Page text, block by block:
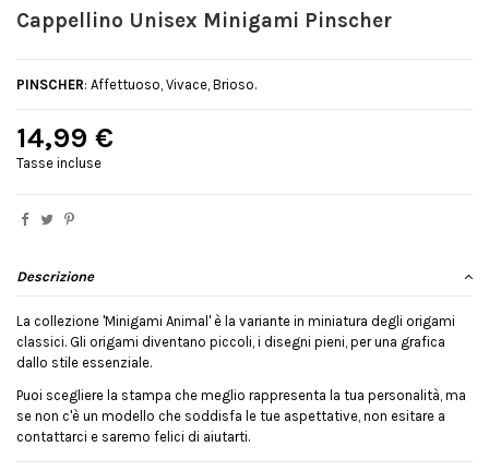
Cappellino Unisex Minigami Pinscher
PINSCHER: Affettuoso, Vivace, Brioso.
14,99 €
Tasse incluse
Descrizione
La collezione 'Minigami Animal' è la variante in miniatura degli origami
classici. Gli origami diventano piccoli, i disegni pieni, per una grafica
dallo stile essenziale.
Puoi scegliere la stampa che meglio rappresenta la tua personalità, ma
se non c'è un modello che soddisfa le tue aspettative, non esitare a
contattarci e saremo felici di aiutarti.